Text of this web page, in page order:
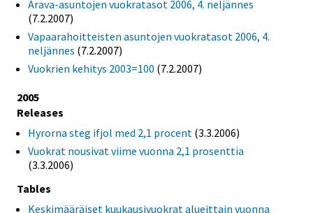
Arava-asuntojen vuokratasot 2006, 4. neljännes
(7.2.2007)
Vapaarahoitteisten asuntojen vuokratasot 2006, 4.
neljännes (7.2.2007)
Vuokrien kehitys 2003=100 (7.2.2007)
2005
Releases
Hyrorna steg ifjol med 2,1 procent (3.3.2006)
Vuokrat nousivat viime vuonna 2,1 prosenttia
(3.3.2006)
Tables
Keskimääräiset kuukausivuokrat alueittain vuonna